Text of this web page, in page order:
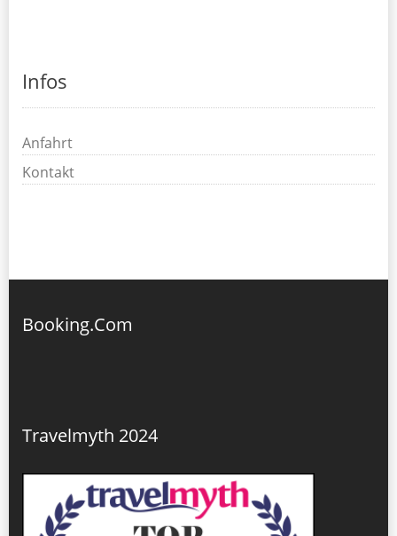
Infos
Anfahrt
Kontakt
Booking.Com
Travelmyth 2024